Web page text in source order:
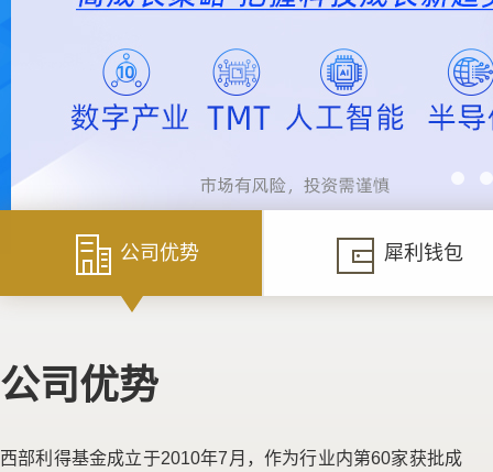
公司优势 犀利钱包
公司优势
西部利得基金成立于2010年7月，作为行业内第60家获批成